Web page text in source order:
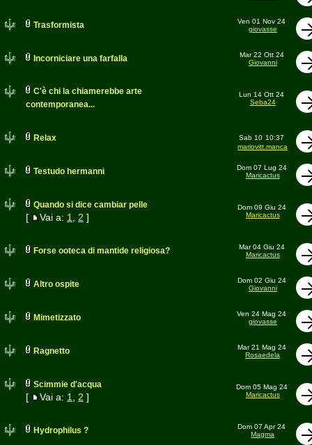
Trasformista
Ven 01 Nov 24
giovasse
Incorniciare una farfalla
Mar 22 Ott 24
Giovanni
C'è chi la chiamerebbe arte
contemporanea...
Lun 14 Ott 24
Seba24
Relax Sab 10 10:37
mariovitt.manca
Testudo hermanni
Dom 07 Lug 24
Maricactus
Quando si dice cambiar pelle
[ Vai a: 1 2 ]
Dom 09 Giu 24
Maricactus
Forse ooteca di mantide religiosa?
Mar 04 Giu 24
Maricactus
Altro ospite
Dom 02 Giu 24
Giovanni
Mimetizzato
Ven 24 Mag 24
giovasse
Ragnetto
Mar 21 Mag 24
Rosaedela
Scimmie d'acqua
[ Vai a: 1 2 ]
Dom 05 Mag 24
Maricactus
Hydrophilus ?
Dom 07 Apr 24
Magma